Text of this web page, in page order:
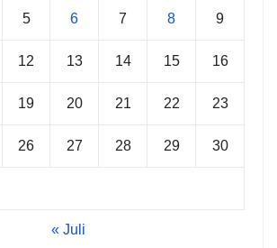
5 6 7 8 9
12 13 14 15 16
19 20 21 22 23
26 27 28 29 30
« Juli